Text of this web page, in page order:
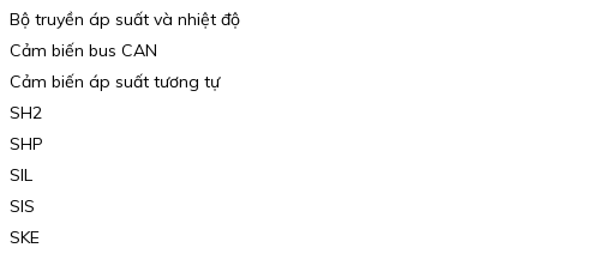
Bộ truyền áp suất và nhiệt độ
Cảm biến bus CAN
Cảm biến áp suất tương tự
SH2
SHP
SIL
SIS
SKE